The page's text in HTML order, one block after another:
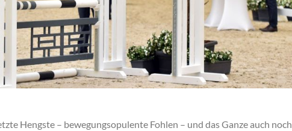
Hengste – bewegungsopulente Fohlen – und das Ganze auch noch